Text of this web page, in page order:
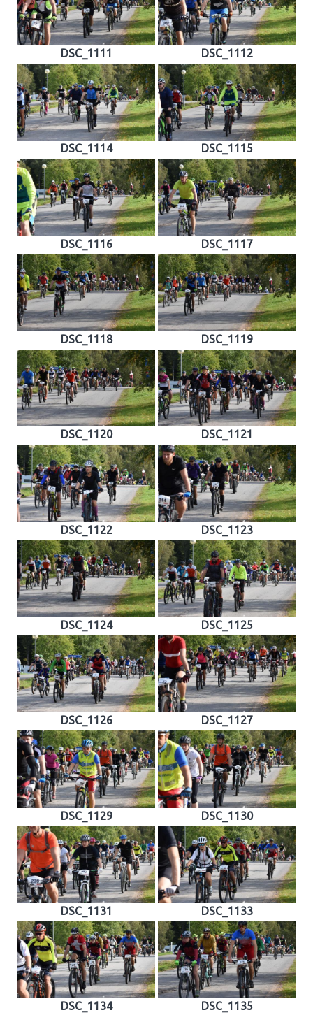
DSC_1111 DSC_1112
DSC_1114 DSC_1115
DSC_1116 DSC_1117
DSC_1118 DSC_1119
DSC_1120 DSC_1121
DSC_1122 DSC_1123
DSC_1124 DSC_1125
DSC_1126 DSC_1127
DSC_1129 DSC_1130
DSC_1131 DSC_1133
DSC_1134 DSC_1135